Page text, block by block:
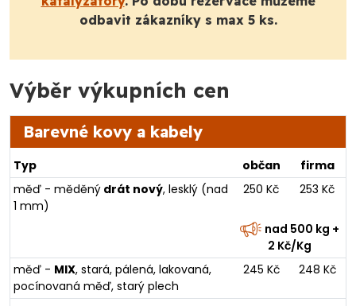
odbavit zákazníky s max 5 ks.
Výběr výkupních cen
Barevné kovy a kabely
Typ občan
firma
měď - měděný drát nový, lesklý (nad
1 mm)
250 Kč 253 Kč
nad 500 kg +
2 Kč/Kg
měď - MIX, stará, pálená, lakovaná,
pocínovaná měď, starý plech
245 Kč 248 Kč